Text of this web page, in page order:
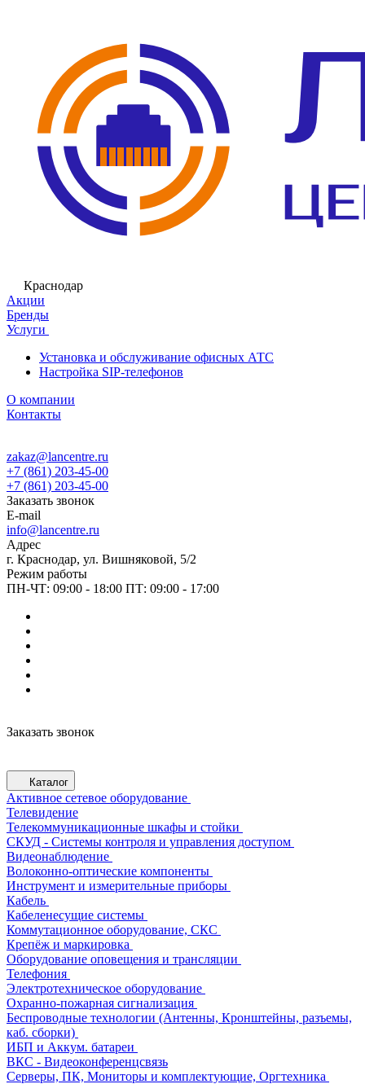
Краснодар
Акции
Бренды
Услуги
Установка и обслуживание офисных АТС
Настройка SIP-телефонов
О компании
Контакты
zakaz@lancentre.ru
+7 (861) 203-45-00
+7 (861) 203-45-00
Заказать звонок
E-mail
info@lancentre.ru
Адрес
г. Краснодар, ул. Вишняковой, 5/2
Режим работы
ПН-ЧТ: 09:00 - 18:00 ПТ: 09:00 - 17:00
Заказать звонок
Каталог
Активное сетевое оборудование
Телевидение
Телекоммуникационные шкафы и стойки
СКУД - Системы контроля и управления доступом
Видеонаблюдение
Волоконно-оптические компоненты
Инструмент и измерительные приборы
Кабель
Кабеленесущие системы
Коммутационное оборудование, СКС
Крепёж и маркировка
Оборудование оповещения и трансляции
Телефония
Электротехническое оборудование
Охранно-пожарная сигнализация
Беспроводные технологии (Антенны, Кронштейны, разъемы,
каб. сборки)
ИБП и Аккум. батареи
ВКС - Видеоконференцсвязь
Серверы, ПК, Мониторы и комплектующие, Оргтехника